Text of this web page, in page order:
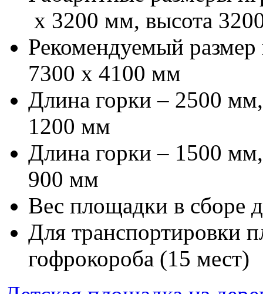
х 3200 мм, высота
Рекомендуемый
7300 х 4100 мм
Длина горки – 2500
1200 мм
Длина горки – 1500
900 мм
Вес площадки в сборе
Для транспортировки
гофрокороба (15 мест)